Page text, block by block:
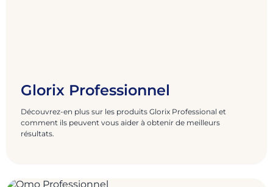
Glorix Professionnel
Découvrez-en plus sur les produits Glorix Professional et
comment ils peuvent vous aider à obtenir de meilleurs
résultats.